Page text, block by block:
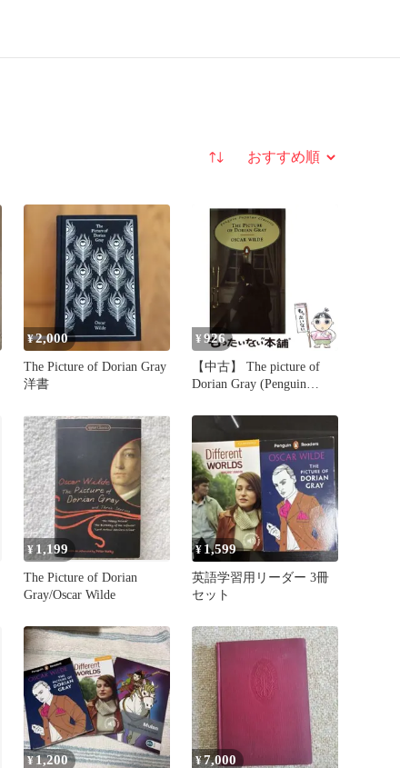
並び替え
¥2,000
The Picture of Dorian Gray
洋書
¥ 926
【中古】 The picture of
Dorian Gray (Penguin
Wilde / Penguin Books
¥ 1,199
The Picture of Dorian
Gray/Oscar Wilde
¥ 1,599
英語学習用リーダー 3冊
セット
¥1,200 ¥7,000